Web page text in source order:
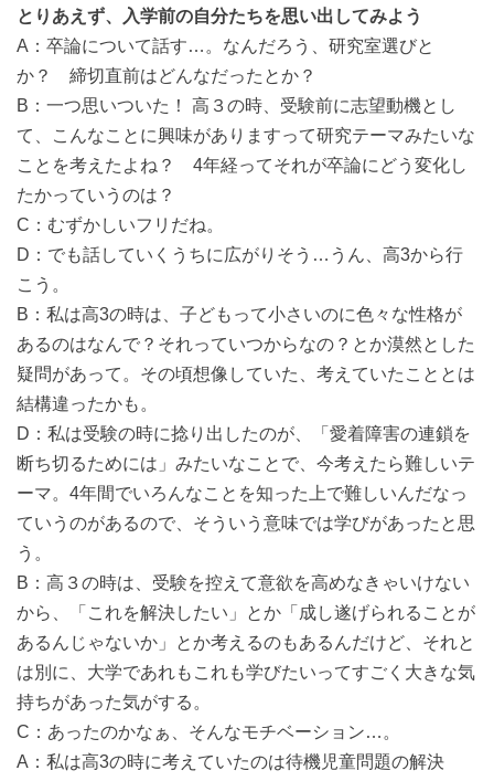
とりあえず、入学前の自分たちを思い出してみよう
A：卒論について話す…。なんだろう、研究室選びと
か？ 締切直前はどんなだったとか？
B：一つ思いついた！ 高３の時、受験前に志望動機とし
て、こんなことに興味がありますって研究テーマみたいな
ことを考えたよね？ 4年経ってそれが卒論にどう変化し
たかっていうのは？
C：むずかしいフリだね。
D：でも話していくうちに広がりそう…うん、高3から行
こう。
B：私は高3の時は、子どもって小さいのに色々な性格が
あるのはなんで？それっていつからなの？とか漠然とした
疑問があって。その頃想像していた、考えていたこととは
結構違ったかも。
D：私は受験の時に捻り出したのが、「愛着障害の連鎖を
断ち切るためには」みたいなことで、今考えたら難しいテ
ーマ。4年間でいろんなことを知った上で難しいんだなっ
ていうのがあるので、そういう意味では学びがあったと思
う。
B：高３の時は、受験を控えて意欲を高めなきゃいけない
から、「これを解決したい」とか「成し遂げられることが
あるんじゃないか」とか考えるのもあるんだけど、それと
は別に、大学であれもこれも学びたいってすごく大きな気
持ちがあった気がする。
C：あったのかなぁ、そんなモチベーション…。
A：私は高3の時に考えていたのは待機児童問題の解決